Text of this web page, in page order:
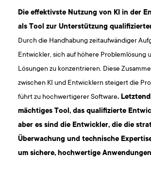
Die effektivste Nutzung von KI in der
als Tool zur Unterstützung
Durch die Handhabung zeitaufwändiger
Entwickler, sich auf höhere Problemlösung
Lösungen zu konzentrieren. Diese
zwischen KI und Entwicklern steigert die
führt zu hochwertigerer Software.
mächtiges Tool, das qualifizierte
aber es sind die Entwickler, die die
Überwachung und technische
um sichere, hochwertige